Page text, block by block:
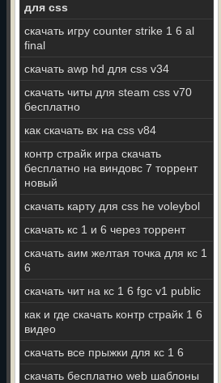
для css
скачать игру counter strike 1 6 al
final
скачать awp hd для css v34
скачать читы для steam css v70
бесплатно
как скачать вх на css v84
контр страйк игра скачать
бесплатно на виндовс 7 торрент
новый
скачать карту для css he voleybol
скачать кс 1 и 6 через торрент
скачать аим желтая точка для кс 1
6
скачать чит на кс 1 6 fgc v1 public
как и где скачать контр страйк 1 6
видео
скачать все прыжки для кс 1 6
скачать бесплатно web шаблоны